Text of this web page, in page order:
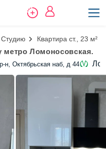
Студию Квартира ст., 23 м²
метро Ломоносовская.
н, Октябрьская наб, д 44